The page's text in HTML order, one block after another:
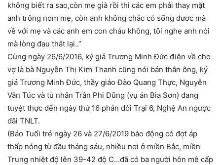
không biết ra sao,còn mẹ già rồi thì các em phải thay mặt
anh trông nom mẹ, còn anh không chắc có sống đươc mà
về với mẹ và các anh em con cháu không, tôi nghe anh nói
mà lòng đau thắt lại..”
Cùng ngày 26/6/2016, ký giả Trương Minh Đức điện về cho
vợ là bà Nguyễn Thị Kim Thanh cũng nói bản thân ông, ký
giả Trương Minh Đức, thầy giáo Đào Quang Thực, Nguyễn
Văn Túc và tù nhân Trần Phi Dũng (vụ án Bia Sơn) đang
tuyệt thực đến ngày thứ 16 phản đối Trại 6, Nghệ An ngược
đãi TNLT.
(Báo Tuổi trẻ ngày 26 và 27/6/2019 báo động có đợt áp
thấp nóng từ đầu tháng sáu, nhiều nơi ở miền Bắc, miền
Trung nhiệt độ lên 39-42 độ C…đã có ba người hôn mê cấp